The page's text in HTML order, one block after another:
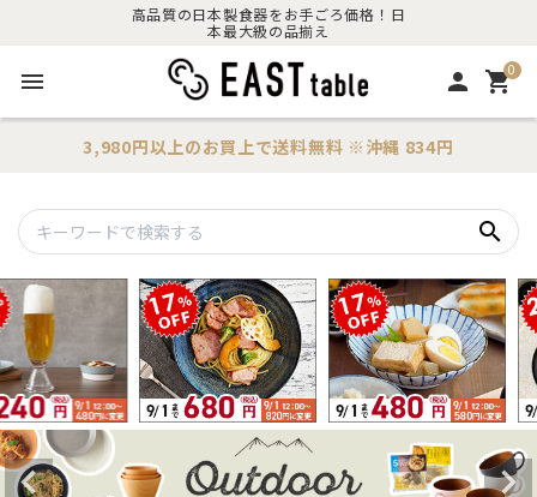
高品質の日本製食器をお手ごろ価格！日
本最大級の品揃え
menu person 0
shopping_cart
3,980円以上のお買上で送料無料 ※沖縄 834円
search